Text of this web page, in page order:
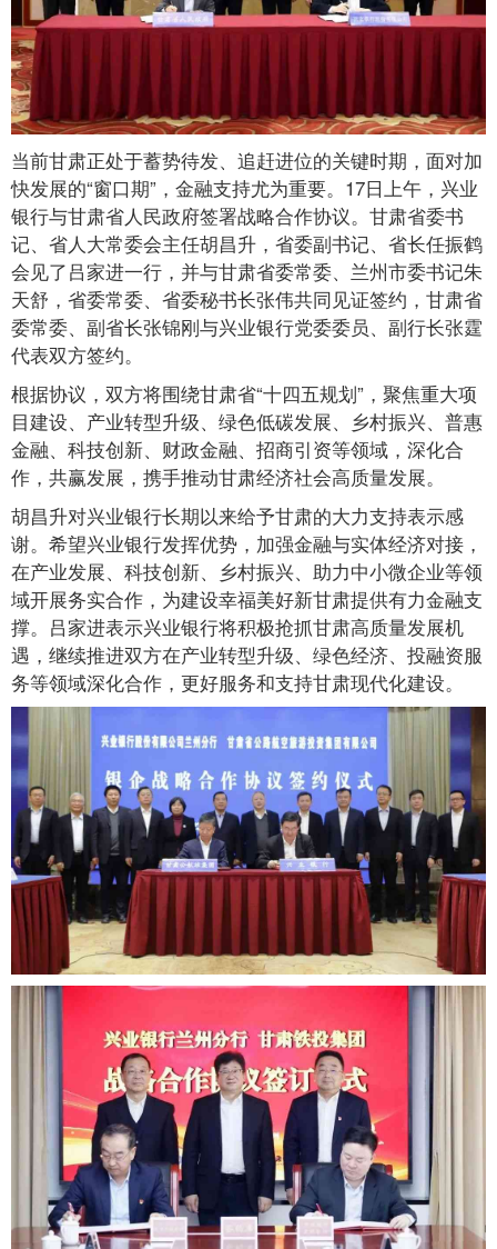
当前甘肃正处于蓄势待发、追赶进位的关键时期，面对加
快发展的“窗口期”，金融支持尤为重要。17日上午，兴业
银行与甘肃省人民政府签署战略合作协议。甘肃省委书
记、省人大常委会主任胡昌升，省委副书记、省长任振鹤
会见了吕家进一行，并与甘肃省委常委、兰州市委书记朱
天舒，省委常委、省委秘书长张伟共同见证签约，甘肃省
委常委、副省长张锦刚与兴业银行党委委员、副行长张霆
代表双方签约。
根据协议，双方将围绕甘肃省“十四五规划”，聚焦重大项
目建设、产业转型升级、绿色低碳发展、乡村振兴、普惠
金融、科技创新、财政金融、招商引资等领域，深化合
作，共赢发展，携手推动甘肃经济社会高质量发展。
胡昌升对兴业银行长期以来给予甘肃的大力支持表示感
谢。希望兴业银行发挥优势，加强金融与实体经济对接，
在产业发展、科技创新、乡村振兴、助力中小微企业等领
域开展务实合作，为建设幸福美好新甘肃提供有力金融支
撑。吕家进表示兴业银行将积极抢抓甘肃高质量发展机
遇，继续推进双方在产业转型升级、绿色经济、投融资服
务等领域深化合作，更好服务和支持甘肃现代化建设。